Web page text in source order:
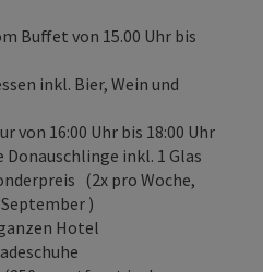
Buffet von 15.00 Uhr bis
inkl. Bier, Wein und
von 16:00 Uhr bis 18:00 Uhr
inkl. 1 Glas
(2x pro Woche,
)
Hotel